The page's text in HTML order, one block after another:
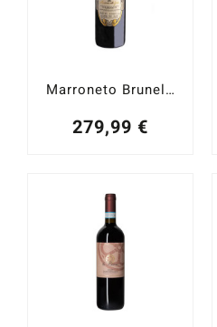
Marroneto Brunello di Montalcino Selezione Madonna delle Grazie 2018
279,99 €